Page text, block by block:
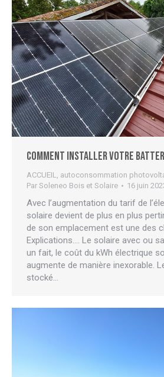
Comment installer votre
ACCUEIL, autoconsommation
Par Soleneo Bois et Solaire 16 juin
Avec l’augmentation du tarif de
solaire devient de plus en plus
de son emplacement est une des
Explications…. Le solaire avec ou
un fait, le coût du kWh électrique
augmente de manière inexorable.
stocké…